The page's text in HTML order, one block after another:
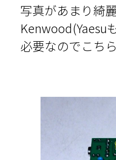
写真があまり綺
Kenwood(Yaesu
必要なのでこち